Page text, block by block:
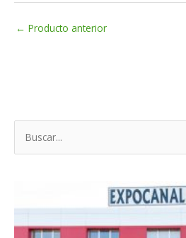
← Producto anterior
r